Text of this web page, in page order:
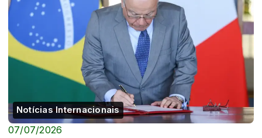
Notícias Internacionais
07/07/2026